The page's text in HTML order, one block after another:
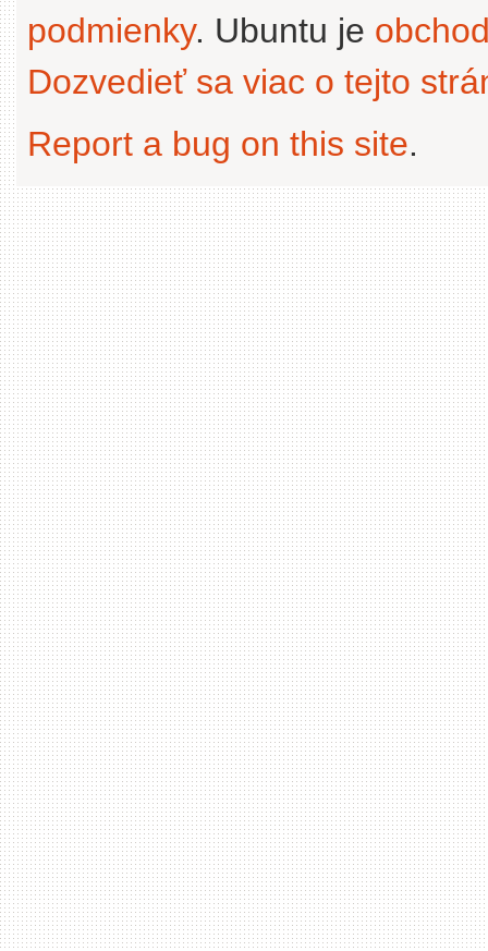
podmienky. Ubuntu je
Dozvedieť sa viac o tejto
Report a bug on this site.